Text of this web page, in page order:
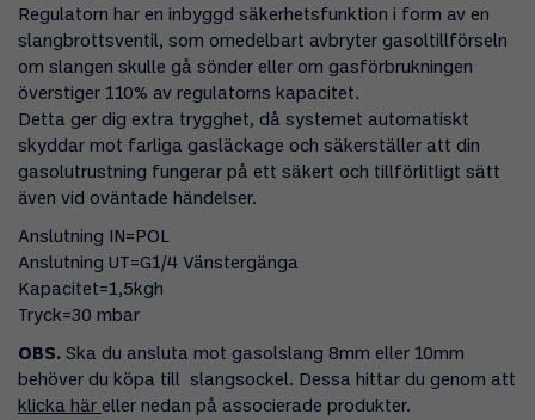
Regulatorn har en inbyggd säkerhetsfunktion i form av en
slangbrottsventil, som omedelbart avbryter gasoltillförseln
om slangen skulle gå sönder eller om gasförbrukningen
överstiger 110% av regulatorns kapacitet.
Detta ger dig extra trygghet, då systemet automatiskt
skyddar mot farliga gasläckage och säkerställer att din
gasolutrustning fungerar på ett säkert och tillförlitligt sätt
även vid oväntade händelser.
Anslutning IN=POL
Anslutning UT=G1/4 Vänstergänga
Kapacitet=1,5kgh
Tryck=30 mbar
OBS. Ska du ansluta mot gasolslang 8mm eller 10mm
behöver du köpa till slangsockel. Dessa hittar du genom att
klicka här eller nedan på associerade produkter.